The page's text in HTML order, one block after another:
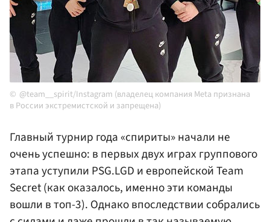
@team__spirit/Instagram (владелец компания Meta признана
в России экстремистской и запрещена)
Главный турнир года «спириты» начали не
очень успешно: в первых двух играх группового
этапа уступили PSG.LGD и европейской Team
Secret (как оказалось, именно эти команды
вошли в топ-3). Однако впоследствии собрались